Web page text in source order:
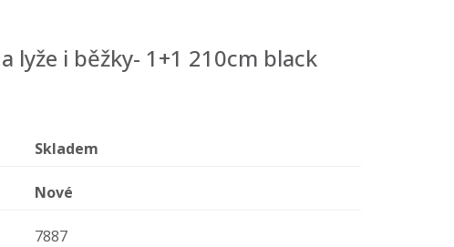
lyže i běžky- 1+1 210cm black
Skladem
Nové
7887